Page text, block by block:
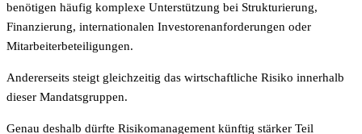
benötigen häufig komplexe Unterstützung bei Strukturierung,
Finanzierung, internationalen Investorenanforderungen oder
Mitarbeiterbeteiligungen.
Andererseits steigt gleichzeitig das wirtschaftliche Risiko innerhalb
dieser Mandatsgruppen.
Genau deshalb dürfte Risikomanagement künftig stärker Teil